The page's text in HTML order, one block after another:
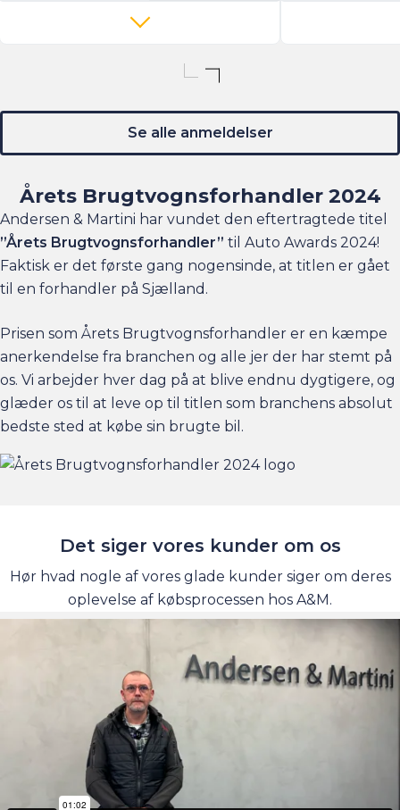
Se alle anmeldelser
Årets Brugtvognsforhandler 2024
Andersen & Martini har vundet den eftertragtede titel
”Årets Brugtvognsforhandler” til Auto Awards 2024!
Faktisk er det første gang nogensinde, at titlen er gået
til en forhandler på Sjælland.
Prisen som Årets Brugtvognsforhandler er en kæmpe
anerkendelse fra branchen og alle jer der har stemt på
os. Vi arbejder hver dag på at blive endnu dygtigere, og
glæder os til at leve op til titlen som branchens absolut
bedste sted at købe sin brugte bil.
Det siger vores kunder om os
Hør hvad nogle af vores glade kunder siger om deres
oplevelse af købsprocessen hos A&M.